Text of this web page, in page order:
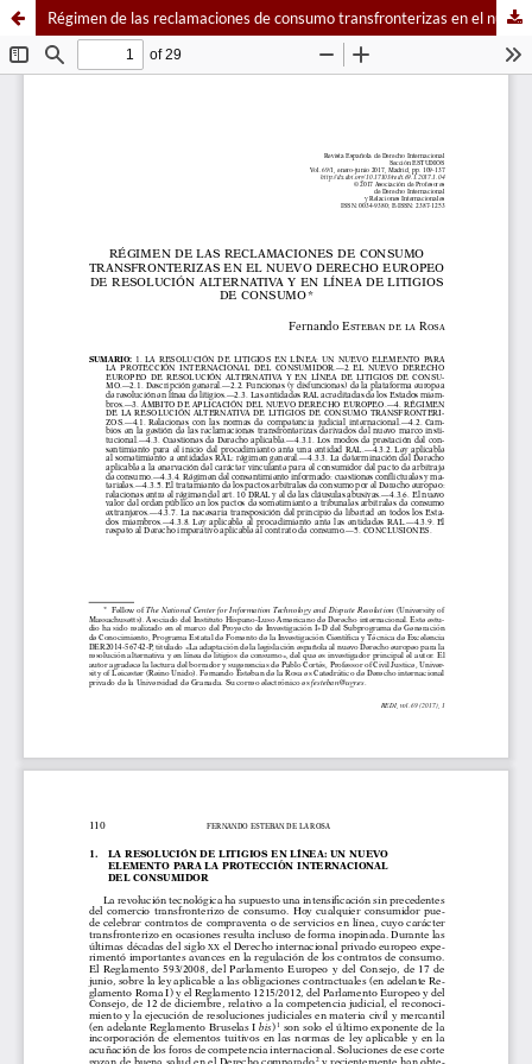
Régimen de las reclamaciones de consumo transfronterizas en el nuevo Derecho europeo de resolución alternativa y en línea de litigios de consumo